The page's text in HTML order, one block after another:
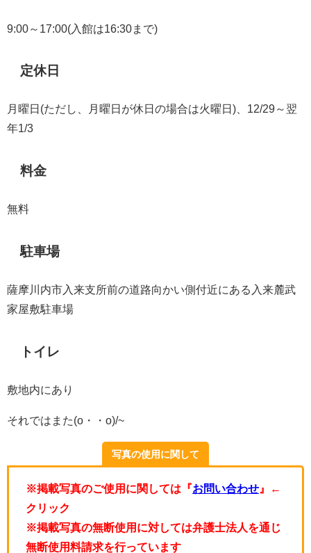
9:00～17:00(入館は16:30まで)
定休日
月曜日(ただし、月曜日が休日の場合は火曜日)、12/29～翌
年1/3
料金
無料
駐車場
薩摩川内市入来支所前の道路向かい側付近にある入来麓武
家屋敷駐車場
トイレ
敷地内にあり
それではまた(o・・o)/~
写真の使用に関して
※掲載写真のご使用に関しては『お問い合わせ 』←
クリック
※掲載写真の無断使用に対しては弁護士法人を通じ
無断使用料請求を行っています